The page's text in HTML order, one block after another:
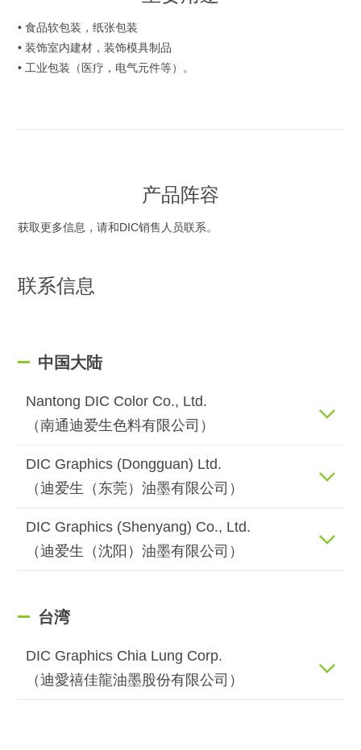
• 食品软包装，纸张包装
• 装饰室内建材，装饰模具制品
• 工业包装（医疗，电气元件等）。
产品阵容
获取更多信息，请和DIC销售人员联系。
联系信息
中国大陆
Nantong DIC Color Co., Ltd.
（南通迪爱生色料有限公司）
DIC Graphics (Dongguan) Ltd.
（迪爱生（东莞）油墨有限公司）
DIC Graphics (Shenyang) Co., Ltd.
（迪爱生（沈阳）油墨有限公司）
台湾
DIC Graphics Chia Lung Corp.
（迪愛禧佳龍油墨股份有限公司）